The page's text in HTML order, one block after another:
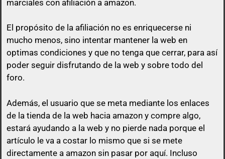
marciales con afiliación a amazon.
El propósito de la afiliación no es enriquecerse ni
mucho menos, sino intentar mantener la web en
optimas condiciones y que no tenga que cerrar, para así
poder seguir disfrutando de la web y sobre todo del
foro.
Además, el usuario que se meta mediante los enlaces
de la tienda de la web hacia amazon y compre algo,
estará ayudando a la web y no pierde nada porque el
artículo le va a costar lo mismo que si se mete
directamente a amazon sin pasar por aquí. Incluso